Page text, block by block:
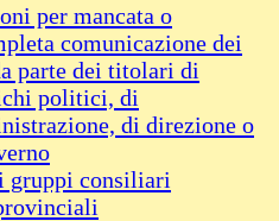
per mancata o
comunicazione dei
parte dei titolari di
politici, di
di direzione o
gruppi consiliari